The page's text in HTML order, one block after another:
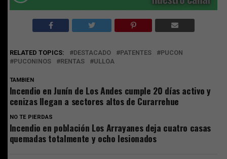
RELATED TOPICS: DESTACADO PATENTES
PUCON
PUCONINOS
RENTAS ULLOA
TAMBIEN
Incendio en Junín de Los Andes cumple 20 días activo y
cenizas llegan a sectores altos de Curarrehue
NO TE PIERDAS
Incendio en población Los Arrayanes deja cuatro casas
quemadas totalmente y ocho lesionados